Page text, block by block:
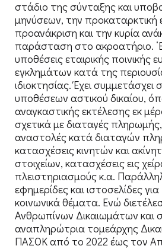
στάδιο της σύνταξης και
μηνύσεων, την προκαταρκτική
προανάκριση και την κυρία
παράσταση στο ακροατήριο.
υποθέσεις εταιρικής ποινικής
εγκλημάτων κατά της
ιδιοκτησίας. Έχει συμμετάσχει
υποθέσεων αστικού δικαίου,
αναγκαστικής εκτέλεσης εκ
σχετικά με διαταγές
αναστολές κατά διαταγών
κατασχέσεις κινητών και
στοιχείων, κατασχέσεις εις
πλειστηριασμούς κ.α.
εφημερίδες και ιστοσελίδες για
κοινωνικά θέματα. Ενώ
Ανθρωπίνων Δικαιωμάτων και
αναπληρώτρια τομεάρχης
ΠΑΣΟΚ από το 2022 έως τον